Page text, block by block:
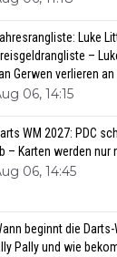
Luke
–
Gerwen verlieren an
06, 14:15
WM 2027: PDC
– Karten werden nur
06, 14:45
beginnt die
Pally und wie